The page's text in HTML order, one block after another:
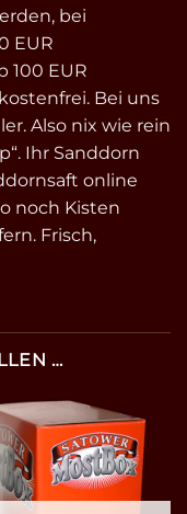
bei
EUR
100 EUR
Bei uns
Also nix wie rein
Ihr Sanddorn
online
noch Kisten
Frisch,
…